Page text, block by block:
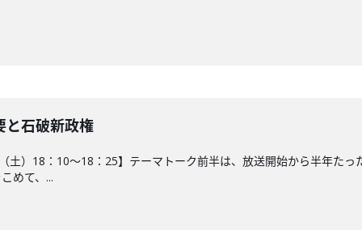
と石破新政権
土）18：10～18：25】テーマトーク前半は、放送開始から半年た
めて、...